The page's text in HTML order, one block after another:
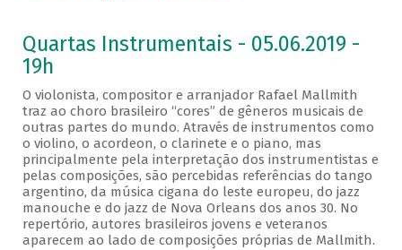
Quartas Instrumentais - 05.06.2019 -
19h
O violonista, compositor e arranjador Rafael Mallmith
traz ao choro brasileiro “cores” de gêneros musicais de
outras partes do mundo. Através de instrumentos como
o violino, o acordeon, o clarinete e o piano, mas
principalmente pela interpretação dos instrumentistas e
pelas composições, são percebidas referências do tango
argentino, da música cigana do leste europeu, do jazz
manouche e do jazz de Nova Orleans dos anos 30. No
repertório, autores brasileiros jovens e veteranos
aparecem ao lado de composições próprias de Mallmith.